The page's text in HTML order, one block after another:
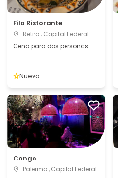
Filo Ristorante
Retiro , Capital Federal
Cena para dos personas
Nueva
Congo
Palermo , Capital Federal